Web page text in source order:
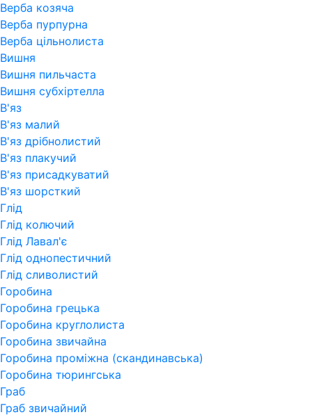
Верба козяча
Верба пурпурна
Верба цільнолиста
Вишня
Вишня пильчаста
Вишня субхіртелла
В'яз
В'яз малий
В'яз дрібнолистий
В'яз плакучий
В'яз присадкуватий
В'яз шорсткий
Глід
Глід колючий
Глід Лавал'є
Глід однопестичний
Глід сливолистий
Горобина
Горобина грецька
Горобина круглолиста
Горобина звичайна
Горобина проміжна (скандинавська)
Горобина тюрингська
Граб
Граб звичайний